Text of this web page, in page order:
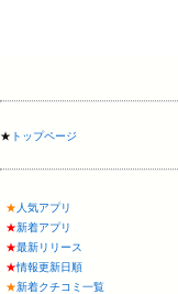
★ トップページ
★ 人気アプリ
★新着アプリ
★最新リリース
★情報更新日順
★新着クチコミ一覧